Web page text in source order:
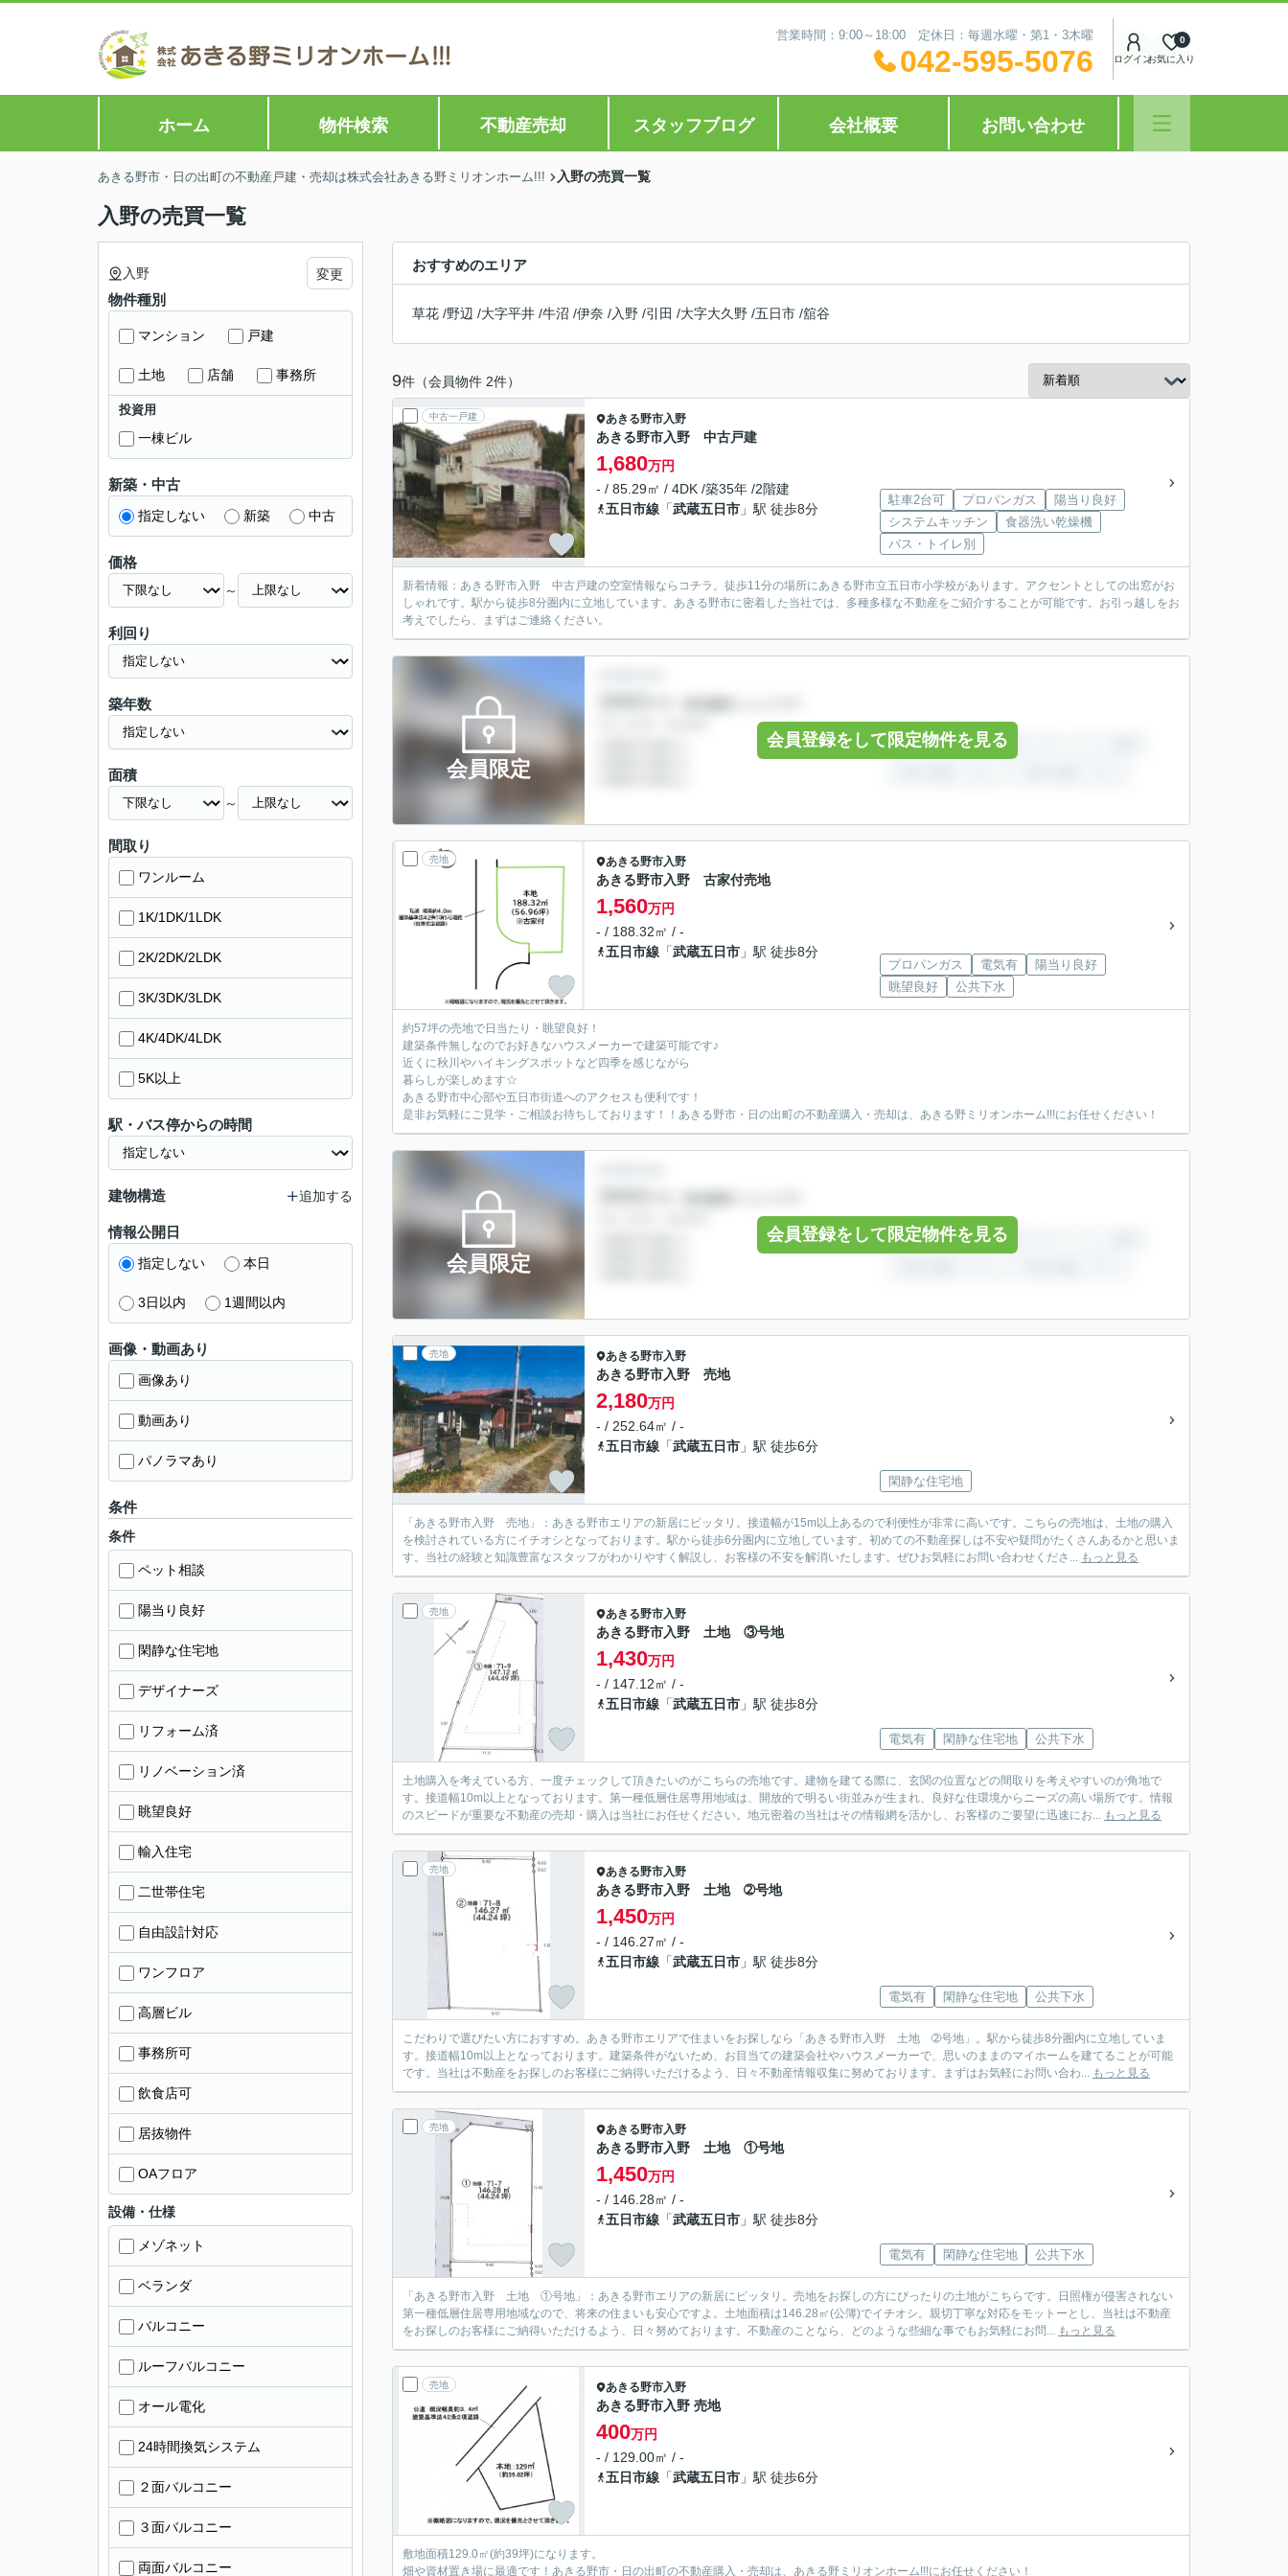
営業時間：9:00～18:00 定休日：毎週水曜・第1・3木曜
042-595-5076 ログインお気に入り
0
ホーム 物件検索 不動産売却 スタッフブログ 会社概要 お問い合わせ
あきる野市・日の出町の不動産戸建・売却は株式会社あきる野ミリオンホーム!!! 入野の売買一覧
入野の売買一覧
おすすめのエリア
草花 /野辺 /大字平井 /牛沼 /伊奈 /入野 /引田 /大字大久野 /五日市 /舘谷
9件（会員物件 2件）
中古一戸建 あきる野市入野
あきる野市入野 中古戸建
1,680万円
- / 85.29㎡ / 4DK /築35年 /2階建
五日市線 「武蔵五日市 」駅 徒歩8分
駐車2台可 プロパンガス
陽当り良好
システムキッチン
食器洗い乾燥機
バス・トイレ別
新着情報：あきる野市入野 中古戸建の空室情報ならコチラ。徒歩11分の場所にあきる野市立五日市小学校があります。アクセントとしての出窓がお
しゃれです。駅から徒歩8分圏内に立地しています。あきる野市に密着した当社では、多種多様な不動産をご紹介することが可能です。お引っ越しをお
考えでしたら、まずはご連絡ください。
会員限定
会員登録をして限定物件を見る
売地 あきる野市入野
あきる野市入野 古家付売地
1,560万円
- / 188.32㎡ / -
五日市線 「武蔵五日市 」駅 徒歩8分
プロパンガス 電気有
陽当り良好
眺望良好
公共下水
約57坪の売地で日当たり・眺望良好！
建築条件無しなのでお好きなハウスメーカーで建築可能です♪
近くに秋川やハイキングスポットなど四季を感じながら
暮らしが楽しめます☆
あきる野市中心部や五日市街道へのアクセスも便利です！
是非お気軽にご見学・ご相談お待ちしております！！あきる野市・日の出町の不動産購入・売却は、あきる野ミリオンホーム!!!にお任せください！
会員限定
会員登録をして限定物件を見る
売地 あきる野市入野
あきる野市入野 売地
2,180万円
- / 252.64㎡ / -
五日市線 「武蔵五日市 」駅 徒歩6分
閑静な住宅地
「あきる野市入野 売地」：あきる野市エリアの新居にピッタリ。接道幅が15m以上あるので利便性が非常に高いです。こちらの売地は、土地の購入
を検討されている方にイチオシとなっております。駅から徒歩6分圏内に立地しています。初めての不動産探しは不安や疑問がたくさんあるかと思いま
す。当社の経験と知識豊富なスタッフがわかりやすく解説し、お客様の不安を解消いたします。ぜひお気軽にお問い合わせくださ... もっと見る
売地 あきる野市入野
あきる野市入野 土地 ③号地
1,430万円
- / 147.12㎡ / -
五日市線 「武蔵五日市 」駅 徒歩8分
電気有 閑静な住宅地 公共下水
土地購入を考えている方、一度チェックして頂きたいのがこちらの売地です。建物を建てる際に、玄関の位置などの間取りを考えやすいのが角地で
す。接道幅10m以上となっております。第一種低層住居専用地域は、開放的で明るい街並みが生まれ、良好な住環境からニーズの高い場所です。情報
のスピードが重要な不動産の売却・購入は当社にお任せください。地元密着の当社はその情報網を活かし、お客様のご要望に迅速にお... もっと見る
売地 あきる野市入野
あきる野市入野 土地 ➁号地
1,450万円
- / 146.27㎡ / -
五日市線 「武蔵五日市 」駅 徒歩8分
電気有 閑静な住宅地 公共下水
こだわりで選びたい方におすすめ。あきる野市エリアで住まいをお探しなら「あきる野市入野 土地 ➁号地」。駅から徒歩8分圏内に立地していま
す。接道幅10m以上となっております。建築条件がないため、お目当ての建築会社やハウスメーカーで、思いのままのマイホームを建てることが可能
です。当社は不動産をお探しのお客様にご納得いただけるよう、日々不動産情報収集に努めております。まずはお気軽にお問い合わ... もっと見る
売地 あきる野市入野
あきる野市入野 土地 ①号地
1,450万円
- / 146.28㎡ / -
五日市線 「武蔵五日市 」駅 徒歩8分
電気有 閑静な住宅地 公共下水
「あきる野市入野 土地 ①号地」：あきる野市エリアの新居にピッタリ。売地をお探しの方にぴったりの土地がこちらです。日照権が侵害されない
第一種低層住居専用地域なので、将来の住まいも安心ですよ。土地面積は146.28㎡(公簿)でイチオシ。親切丁寧な対応をモットーとし、当社は不動産
をお探しのお客様にご納得いただけるよう、日々努めております。不動産のことなら、どのような些細な事でもお気軽にお問... もっと見る
売地 あきる野市入野
あきる野市入野 売地
400万円
- / 129.00㎡ / -
五日市線 「武蔵五日市 」駅 徒歩6分
敷地面積129.0㎡(約39坪)になります。
畑や資材置き場に最適です！あきる野市・日の出町の不動産購入・売却は、あきる野ミリオンホーム!!!にお任せください！
入野 変更
物件種別
マンション 戸建
土地 店舗 事務所
投資用
一棟ビル
新築・中古
指定しない 新築 中古
価格
～
利回り
築年数
面積
～
間取り
ワンルーム
1K/1DK/1LDK
2K/2DK/2LDK
3K/3DK/3LDK
4K/4DK/4LDK
5K以上
駅・バス停からの時間
建物構造 追加する
情報公開日
指定しない 本日
3日以内 1週間以内
画像・動画あり
画像あり
動画あり
パノラマあり
条件
条件
ペット相談
陽当り良好
閑静な住宅地
デザイナーズ
リフォーム済
リノベーション済
眺望良好
輸入住宅
二世帯住宅
自由設計対応
ワンフロア
高層ビル
事務所可
飲食店可
居抜物件
OAフロア
設備・仕様
メゾネット
ベランダ
バルコニー
ルーフバルコニー
オール電化
24時間換気システム
２面バルコニー
３面バルコニー
両面バルコニー